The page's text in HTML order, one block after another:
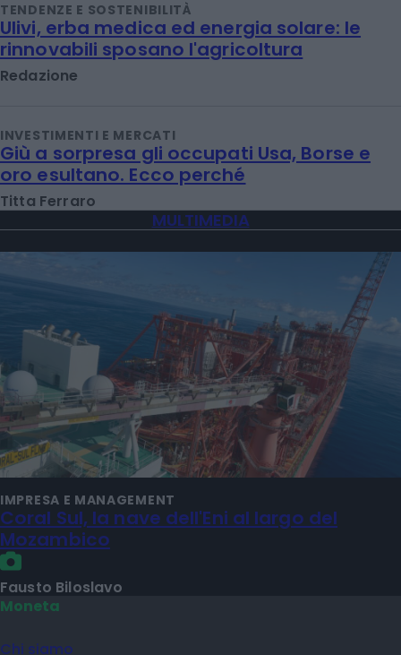
TENDENZE E SOSTENIBILITÀ
Ulivi, erba medica ed energia solare: le
rinnovabili sposano l'agricoltura
Redazione
INVESTIMENTI E MERCATI
Giù a sorpresa gli occupati Usa, Borse e
oro esultano. Ecco perché
Titta Ferraro
MULTIMEDIA
IMPRESA E MANAGEMENT
Coral Sul, la nave dell'Eni al largo del
Mozambico
Fausto Biloslavo
Moneta
Chi siamo